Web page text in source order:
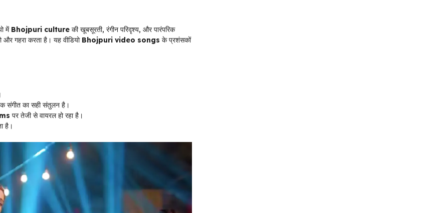
में Bhojpuri culture की खूबसूरती, रंगीन परिदृश्य, और पारंपरिक
और गहरा करता है। यह वीडियो Bhojpuri video songs के प्रशंसकों
संगीत का सही संतुलन है।
पर तेजी से वायरल हो रहा है।
है।